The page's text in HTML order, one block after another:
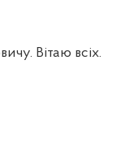
Вітаю всіх.